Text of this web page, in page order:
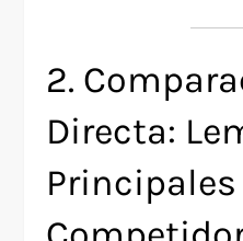
2.
Directa:
Principales